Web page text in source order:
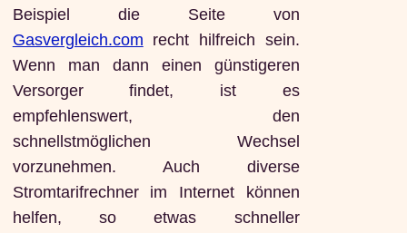
Beispiel die Seite von
Gasvergleich.com recht hilfreich sein.
Wenn man dann einen günstigeren
Versorger findet, ist es
empfehlenswert, den
schnellstmöglichen Wechsel
vorzunehmen. Auch diverse
Stromtarifrechner im Internet können
helfen, so etwas schneller